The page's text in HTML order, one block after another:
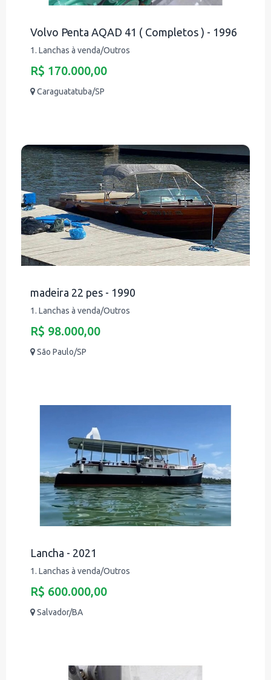
Volvo Penta AQAD 41 ( Completos ) - 1996
1. Lanchas à venda/Outros
R$ 170.000,00
Caraguatatuba/SP
madeira 22 pes - 1990
1. Lanchas à venda/Outros
R$ 98.000,00
São Paulo/SP
Lancha - 2021
1. Lanchas à venda/Outros
R$ 600.000,00
Salvador/BA